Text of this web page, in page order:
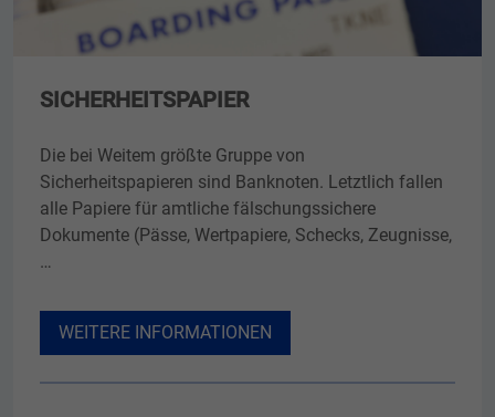
SICHERHEITSPAPIER
Die bei Weitem größte Gruppe von
Sicherheitspapieren sind Banknoten. Letztlich fallen
alle Papiere für amtliche fälschungssichere
Dokumente (Pässe, Wertpapiere, Schecks, Zeugnisse,
…
WEITERE INFORMATIONEN